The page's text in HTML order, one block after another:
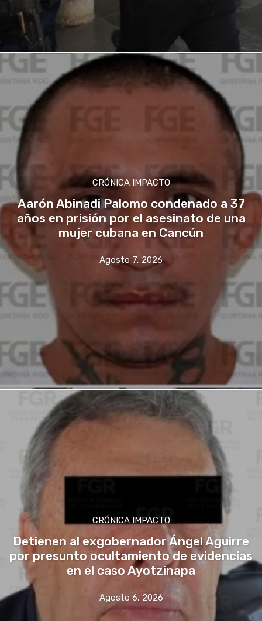
CRÓNICA IMPACTO
Aarón Abinadi Palomo condenado a 37
años en prisión por el asesinato de una
mujer cubana en Cancún
Agosto 7, 2026
CRÓNICA IMPACTO
Detienen al exgobernador Ángel Aguirre
por presunto ocultamiento de evidencias
en el caso Ayotzinapa
Agosto 6, 2026